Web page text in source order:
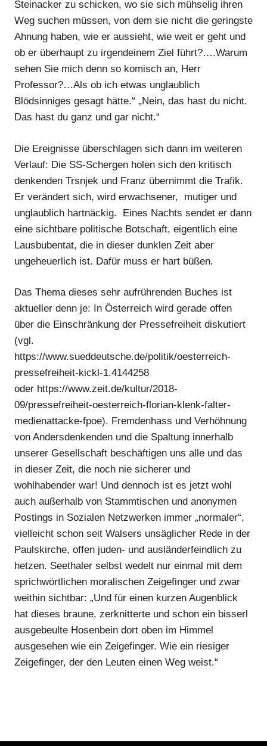
Steinacker zu schicken, wo sie sich mühselig ihren
Weg suchen müssen, von dem sie nicht die geringste
Ahnung haben, wie er aussieht, wie weit er geht und
ob er überhaupt zu irgendeinem Ziel führt?….Warum
sehen Sie mich denn so komisch an, Herr
Professor?…Als ob ich etwas unglaublich
Blödsinniges gesagt hätte.“ „Nein, das hast du nicht.
Das hast du ganz und gar nicht.“
Die Ereignisse überschlagen sich dann im weiteren
Verlauf: Die SS-Schergen holen sich den kritisch
denkenden Trsnjek und Franz übernimmt die Trafik.
Er verändert sich, wird erwachsener, mutiger und
unglaublich hartnäckig. Eines Nachts sendet er dann
eine sichtbare politische Botschaft, eigentlich eine
Lausbubentat, die in dieser dunklen Zeit aber
ungeheuerlich ist. Dafür muss er hart büßen.
Das Thema dieses sehr aufrührenden Buches ist
aktueller denn je: In Österreich wird gerade offen
über die Einschränkung der Pressefreiheit diskutiert
(vgl.
https://www.sueddeutsche.de/politik/oesterreich-
pressefreiheit-kickl-1.4144258
oder https://www.zeit.de/kultur/2018-
09/pressefreiheit-oesterreich-florian-klenk-falter-
medienattacke-fpoe). Fremdenhass und Verhöhnung
von Andersdenkenden und die Spaltung innerhalb
unserer Gesellschaft beschäftigen uns alle und das
in dieser Zeit, die noch nie sicherer und
wohlhabender war! Und dennoch ist es jetzt wohl
auch außerhalb von Stammtischen und anonymen
Postings in Sozialen Netzwerken immer „normaler“,
vielleicht schon seit Walsers unsäglicher Rede in der
Paulskirche, offen juden- und ausländerfeindlich zu
hetzen. Seethaler selbst wedelt nur einmal mit dem
sprichwörtlichen moralischen Zeigefinger und zwar
weithin sichtbar: „Und für einen kurzen Augenblick
hat dieses braune, zerknitterte und schon ein bisserl
ausgebeulte Hosenbein dort oben im Himmel
ausgesehen wie ein Zeigefinger. Wie ein riesiger
Zeigefinger, der den Leuten einen Weg weist.“